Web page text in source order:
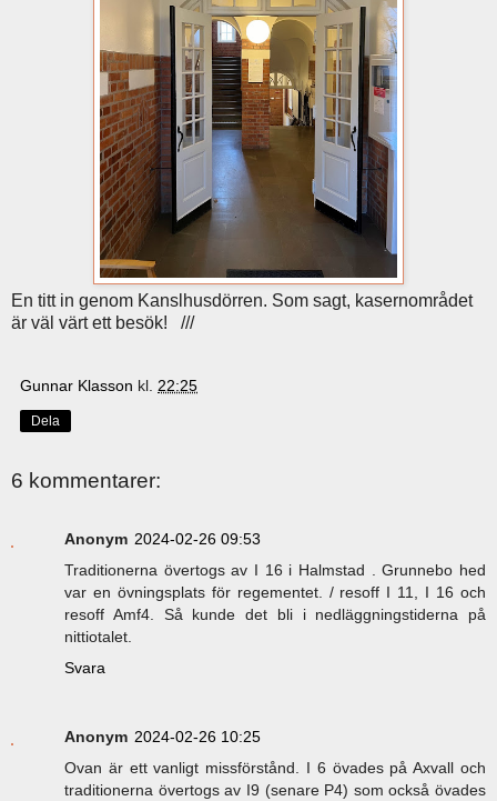
En titt in genom Kanslhusdörren. Som sagt, kasernområdet
är väl värt ett besök! ///
Gunnar Klasson kl. 22:25
Dela
6 kommentarer:
Anonym 2024-02-26 09:53
Traditionerna övertogs av I 16 i Halmstad . Grunnebo hed
var en övningsplats för regementet. / resoff I 11, I 16 och
resoff Amf4. Så kunde det bli i nedläggningstiderna på
nittiotalet.
Svara
Anonym 2024-02-26 10:25
Ovan är ett vanligt missförstånd. I 6 övades på Axvall och
traditionerna övertogs av I9 (senare P4) som också övades